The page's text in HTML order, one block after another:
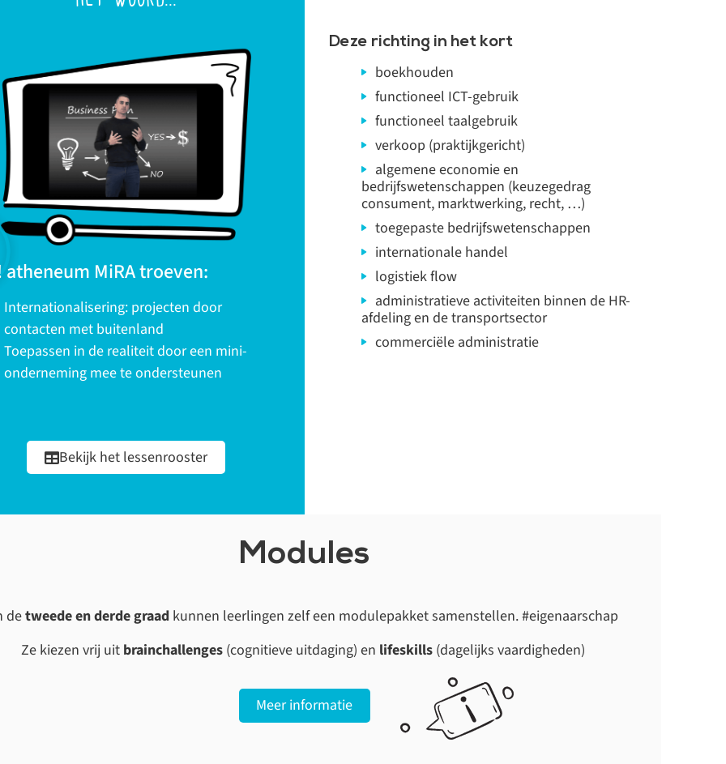
atheneum MiRA troeven:
Internationalisering: projecten door
contacten met buitenland
Toepassen in de realiteit door een mini-
onderneming mee te ondersteunen
Bekijk het lessenrooster
Deze richting in het kort
boekhouden
functioneel ICT-gebruik
functioneel taalgebruik
verkoop (praktijkgericht)
algemene economie en
bedrijfswetenschappen (keuzegedrag
consument, marktwerking, recht, …)
toegepaste bedrijfswetenschappen
internationale handel
logistiek flow
administratieve activiteiten binnen de HR-
afdeling en de transportsector
commerciële administratie
Modules
detweede en derde graadkunnen leerlingen zelf een modulepakket samenstellen. #eigenaarschap
Ze kiezen vrij uit brainchallenges(cognitieve uitdaging) en lifeskills(dagelijks vaardigheden)
Meer informatie